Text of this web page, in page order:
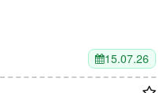
15.07.26